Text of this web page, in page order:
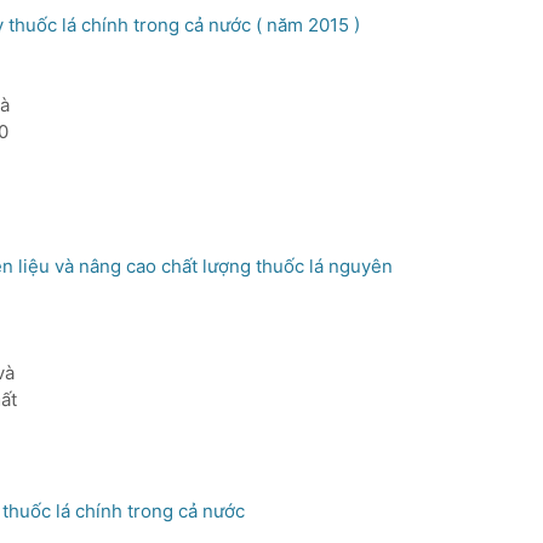
27/5/2014 và Thông báo số 290/TB-VTL
lá chính trong cả nước ( năm 2015 )
■
liệu và nâng cao chất lượng thuốc lá nguyên
lá chính trong cả nước